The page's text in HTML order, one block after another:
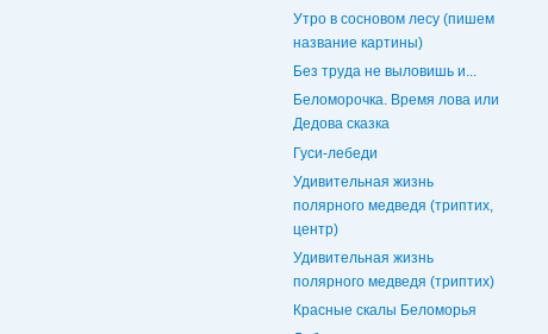
Утро в сосновом лесу (пишем
название картины)
Без труда не выловишь и...
Беломорочка. Время лова или
Дедова сказка
Гуси-лебеди
Удивительная жизнь
полярного медведя (триптих,
центр)
Удивительная жизнь
полярного медведя (триптих)
Красные скалы Беломорья